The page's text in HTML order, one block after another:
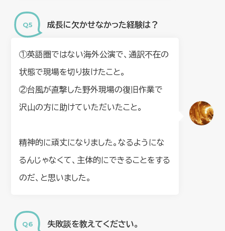
成長に欠かせなかった経験は？
①英語圏ではない海外公演で、通訳不在の
状態で現場を切り抜けたこと。
②台風が直撃した野外現場の復旧作業で
沢山の方に助けていただいたこと。
精神的に頑丈になりました。なるようにな
るんじゃなくて、主体的にできることをする
のだ、と思いました。
失敗談を教えてください。